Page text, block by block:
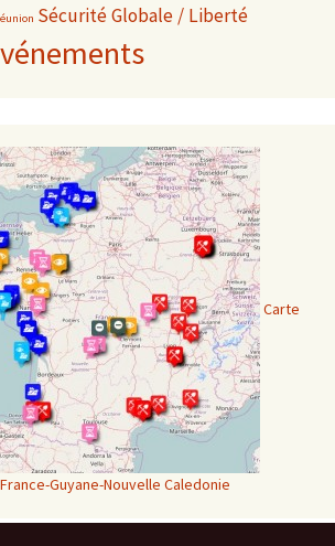
Sécurité Globale / Liberté
Carte
Guyane-Nouvelle Caledonie